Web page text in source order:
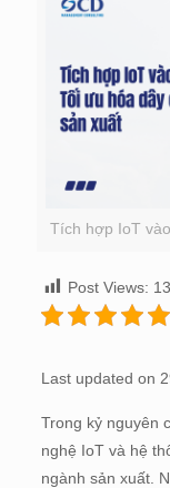
Tích hợp IoT
Post Views:
Last updated on
Trong kỷ nguyên
nghệ IoT và hệ
ngành sản xuất.